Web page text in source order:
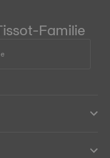
Familie